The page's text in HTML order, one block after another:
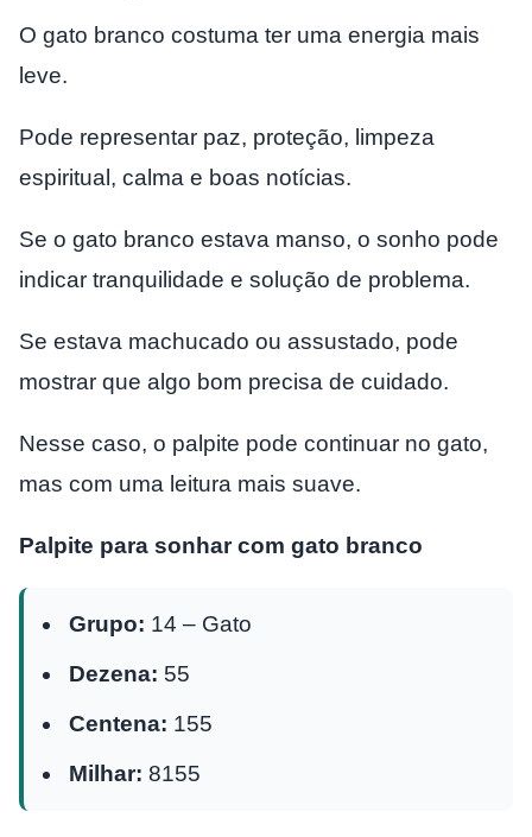
O gato branco costuma ter uma energia mais
leve.
Pode representar paz, proteção, limpeza
espiritual, calma e boas notícias.
Se o gato branco estava manso, o sonho pode
indicar tranquilidade e solução de problema.
Se estava machucado ou assustado, pode
mostrar que algo bom precisa de cuidado.
Nesse caso, o palpite pode continuar no gato,
mas com uma leitura mais suave.
Palpite para sonhar com gato branco
Grupo: 14 – Gato
Dezena: 55
Centena: 155
Milhar: 8155